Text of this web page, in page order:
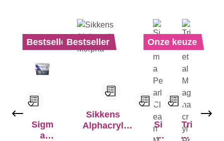
Bestseller
Sigm
a
Bestseller
Sikkens
Alphacryl
Onze keuze
Si
g
Tri
me